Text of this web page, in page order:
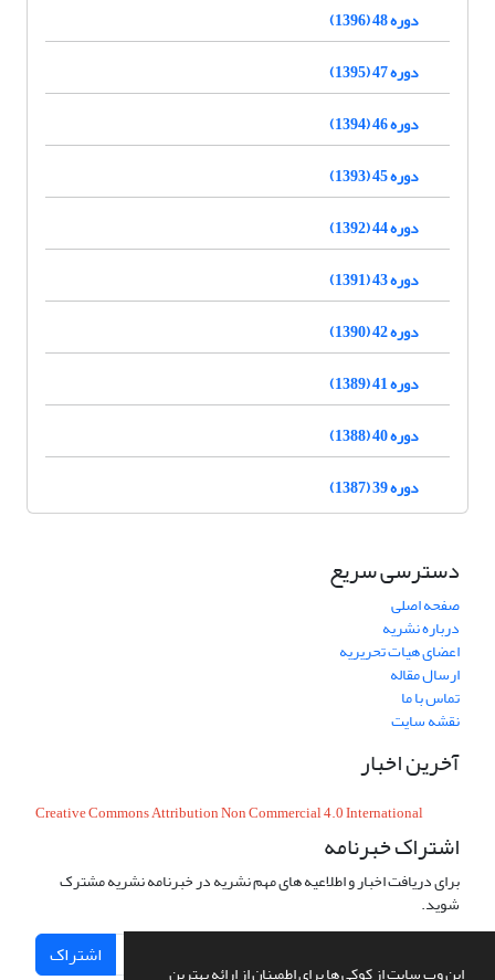
این وب سایت از کوکی ها برای اطمینان از ارائه بهترین
دوره 48 (1396)
دوره 47 (1395)
دوره 46 (1394)
دوره 45 (1393)
دوره 44 (1392)
دوره 43 (1391)
دوره 42 (1390)
دوره 41 (1389)
دوره 40 (1388)
دوره 39 (1387)
دسترسی سریع
صفحه اصلی
درباره نشریه
اعضای هیات تحریریه
ارسال مقاله
تماس با ما
نقشه سایت
آخرین اخبار
Creative Commons Attribution Non Commercial 4.0 International
اشتراک خبرنامه
برای دریافت اخبار و اطلاعیه های مهم نشریه در خبرنامه نشریه مشترک
شوید.
اشتراک